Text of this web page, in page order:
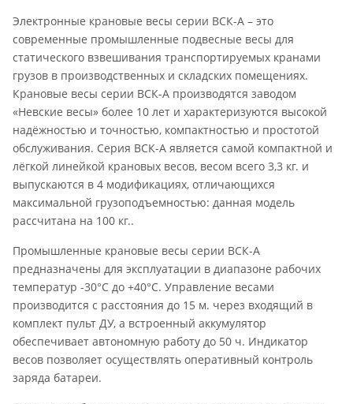
Электронные крановые весы серии ВСК-А – это
современные промышленные подвесные весы для
статического взвешивания транспортируемых кранами
грузов в производственных и складских помещениях.
Крановые весы серии ВСК-А производятся заводом
«Невские весы» более 10 лет и характеризуются высокой
надёжностью и точностью, компактностью и простотой
обслуживания. Серия ВСК-А является самой компактной и
лёгкой линейкой крановых весов, весом всего 3,3 кг. и
выпускаются в 4 модификациях, отличающихся
максимальной грузоподъемностью: данная модель
рассчитана на 100 кг..
Промышленные крановые весы серии ВСК-А
предназначены для эксплуатации в диапазоне рабочих
температур -30°С до +40°С. Управление весами
производится с расстояния до 15 м. через входящий в
комплект пульт ДУ, а встроенный аккумулятор
обеспечивает автономную работу до 50 ч. Индикатор
весов позволяет осуществлять оперативный контроль
заряда батареи.